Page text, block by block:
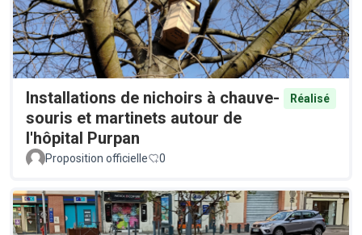
Installations de nichoirs à chauve-
souris et martinets autour de
l'hôpital Purpan
Réalisé
Proposition officielle 0